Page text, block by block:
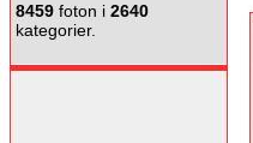
8459 foton i 2640
kategorier.